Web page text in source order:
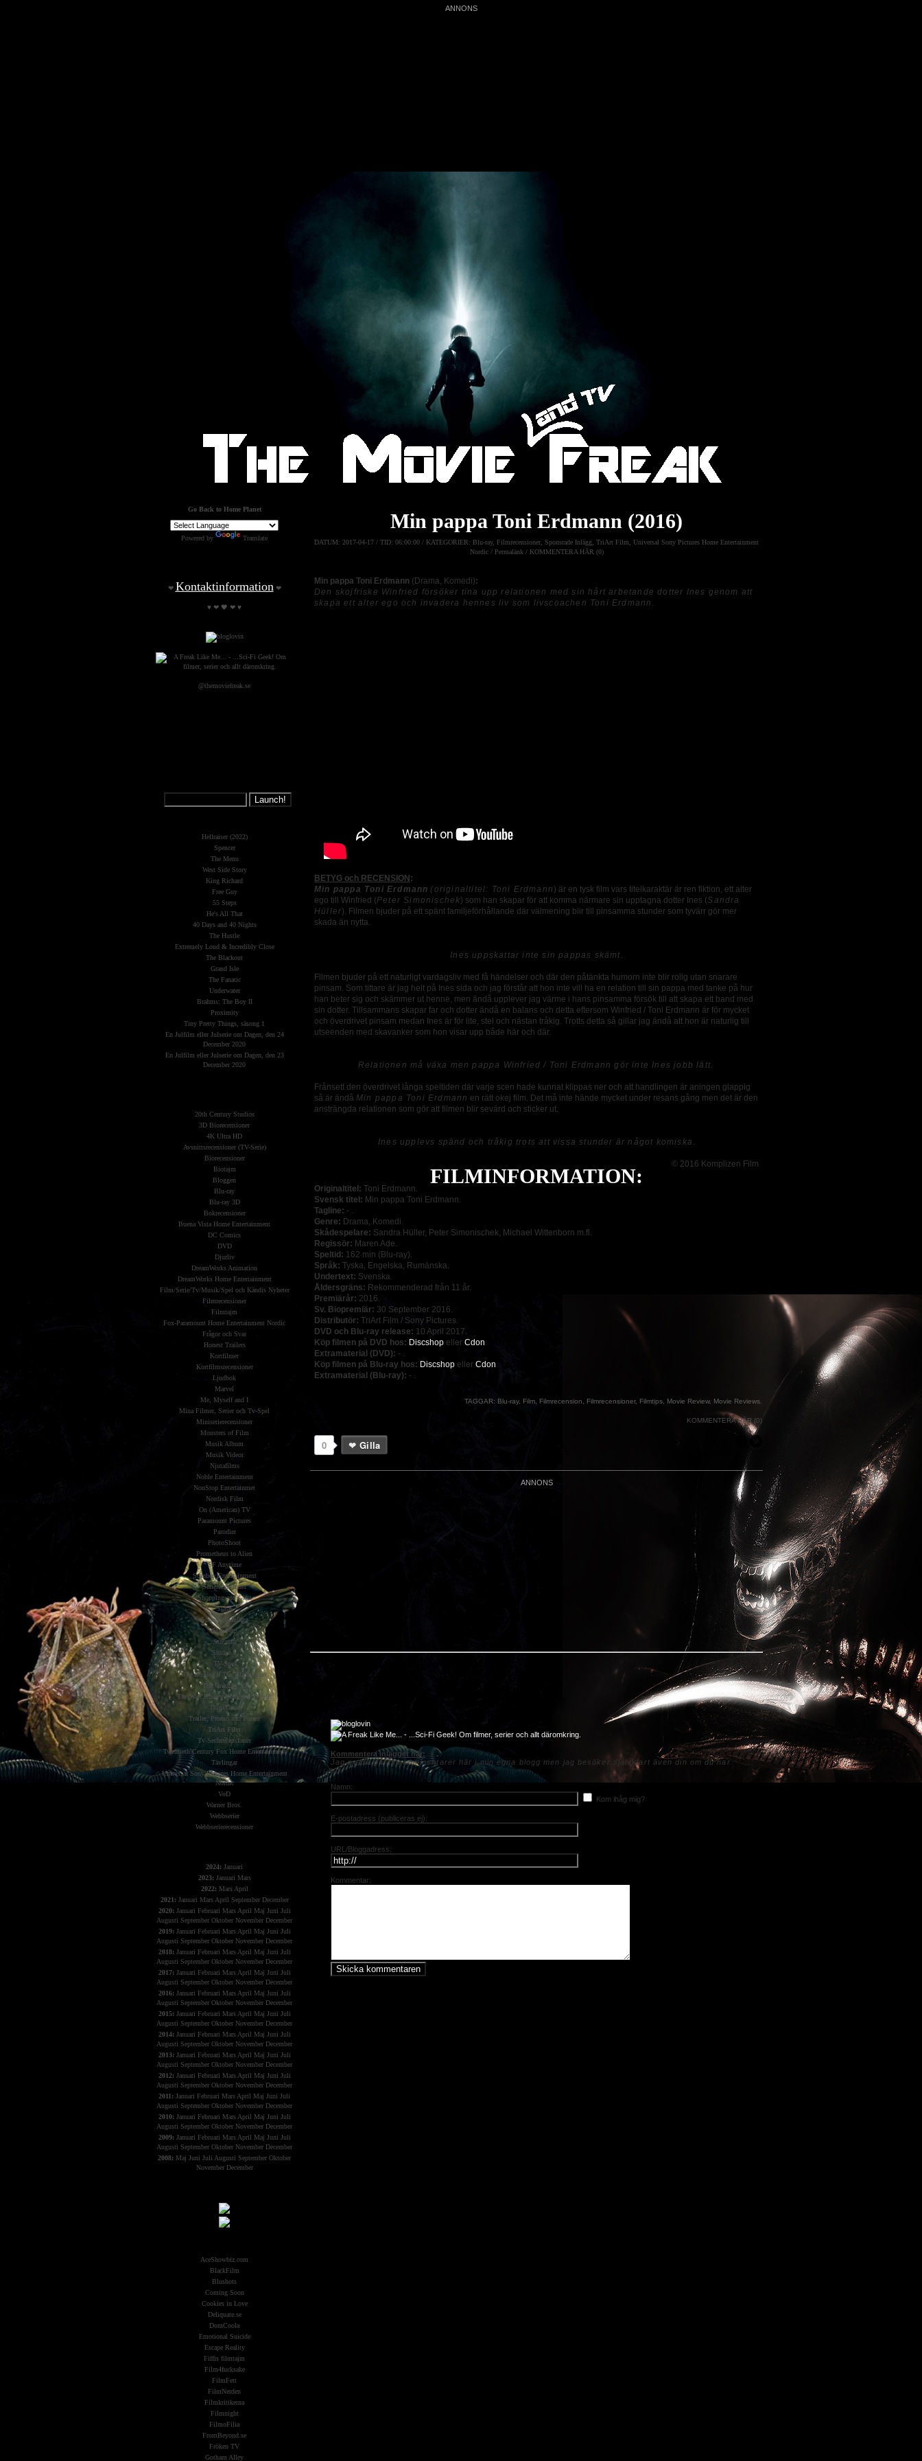
Min pappa Toni Erdmann (2016)
DATUM: 2017-04-17 / TID: 06:00:00 / KATEGORIER: Blu-ray, Filmrecensioner Sponsrade Inlägg TriArt Film
Universal Sony Pictures Home Entertainment
Nordic/ Permalänk / KOMMENTERA HÄR (0)
Min pappa Toni Erdmann (Drama, Komedi):
Den skojfriske Winfried försöker tina upp relationen med sin hårt arbetande dotter Ines genom att
skapa ett alter ego och invadera hennes liv som livscoachen Toni Erdmann .
BETYG och RECENSION :
Min pappa Toni Erdmann (originaltitel: Toni Erdmann) är en tysk film vars titelkaraktär är ren fiktion, ett alter
ego till Winfried (Peter Simonischek) som han skapar för att komma närmare sin upptagna dotter Ines (Sandra
Hüller). Filmen bjuder på ett spänt familjeförhållande där välmening blir till pinsamma stunder som tyvärr gör mer
skada än nytta.
Ines uppskattar inte sin pappas skämt.
Filmen bjuder på ett naturligt vardagsliv med få händelser och där den påtänkta humorn inte blir rolig utan snarare
pinsam. Som tittare är jag helt på Ines sida och jag förstår att hon inte vill ha en relation till sin pappa med tanke på hur
han beter sig och skämmer ut henne, men ändå upplever jag värme i hans pinsamma försök till att skapa ett band med
sin dotter. Tillsammans skapar far och dotter ändå en balans och detta eftersom Winfried / Toni Erdmann är för mycket
och överdrivet pinsam medan Ines är för lite, stel och nästan tråkig. Trotts detta så gillar jag ändå att hon är naturlig till
utseenden med skavanker som hon visar upp både här och där.
Relationen må växa men pappa Winfried / Toni Erdmann gör inte Ines jobb lätt.
Frånsett den överdrivet långa speltiden där varje scen hade kunnat klippas ner och att handlingen är aningen glappig
så är ändå Min pappa Toni Erdmann en rätt okej film. Det må inte hände mycket under resans gång men det är den
ansträngda relationen som gör att filmen blir sevärd och sticker ut.
Ines upplevs spänd och tråkig trots att vissa stunder är något komiska .
© 2016 Komplizen Film
FILMINFORMATION:
Originaltitel: Toni Erdmann.
Svensk titel: Min pappa Toni Erdmann.
Tagline: - .
Genre: Drama, Komedi.
Skådespelare: Sandra Hüller, Peter Simonischek, Michael Wittenborn m.fl.
Regissör: Maren Ade.
Speltid: 162 min (Blu-ray).
Språk: Tyska, Engelska, Rumänska.
Undertext: Svenska.
Åldersgräns: Rekommenderad från 11 år.
Premiärår: 2016.
Sv. Biopremiär: 30 September 2016.
Distributör: TriArt Film / Sony Pictures.
DVD och Blu-ray release: 10 April 2017.
Köp filmen på DVD hos: Discshop eller Cdon.
Extramaterial (DVD): - .
Köp filmen på Blu-ray hos: Discshop eller Cdon.
Extramaterial (Blu-ray): - .
TAGGAR: Blu-ray, Film Filmrecension Filmrecensioner, Filmtips Movie Review, Movie Reviews
KOMMENTERA HÄR (0)
0 Gilla
Kommentera inlägget här:
Jag svara på alla kommentarer här i min egna blogg men jag besöker självklart även din om du har
en.
Namn:
Kom ihåg mig?
E-postadress (publiceras ej):
URL/Bloggadress:
Kommentar:
Go Back to Home Planet
Powered by Translate
❤ Kontaktinformation ❤
♥ ❤ 🖤 ❤ ♥
@themoviefreak.se
Hellraiser (2022)
Spencer
The Menu
West Side Story
King Richard
Free Guy
55 Steps
He's All That
40 Days and 40 Nights
The Hustle
Extremely Loud & Incredibly Close
The Blackout
Grand Isle
The Fanatic
Underwater
Brahms: The Boy II
Proximity
Tiny Pretty Things, säsong 1
En Julfilm eller Julserie om Dagen, den 24
December 2020
En Julfilm eller Julserie om Dagen, den 23
December 2020
20th Century Studios
3D Biorecensioner
4K Ultra HD
Avsnittsrecensioner (TV-Serie)
Biorecensioner
Biotajm
Bloggen
Blu-ray
Blu-ray 3D
Bokrecensioner
Buena Vista Home Entertainment
DC Comics
DVD
Djurliv
DreamWorks Animation
DreamWorks Home Entertainment
Film/Serie/Tv/Musik/Spel och Kändis Nyheter
Filmrecensioner
Filmtajm
Fox-Paramount Home Entertainment Nordic
Frågor och Svar
Honest Trailers
Kortfilmer
Kortfilmsrecensioner
Ljudbok
Marvel
Me, Myself and I
Mina Filmer, Serier och Tv-Spel
Miniserierecensioner
Monsters of Film
Musik Album
Musik Videor
Njutafilms
Noble Entertainment
NonStop Entertainmet
Nordisk Film
On (American) TV
Paramount Pictures
Parodier
PhotoShoot
Prometheus to Alien
SF Anytime
Scanbox Entertainment
Serierecensioner
Shopping and Gifts
Slash
Sponsrade Inlägg
Stand-up
Streama
Studio S
TV-Spel
The Inside Of The Black Heart
The Unlucky 13
The Walt Disney Company Nordic
ThinkGeek
Trailer, Promo and Poster
TriArt Film
Tv-Serierecensioner
Twentieth Century Fox Home Entertainment
Tävlingar
Universal Sony Pictures Home Entertainment
Nordic
VoD
Warner Bros.
Webbserier
Webbserierecensioner
2024: Januari
2023: Januari Mars
2022: Mars April
2021: Januari Mars April September December
2020: Januari Februari Mars April Maj Juni Juli
Augusti September Oktober November December
2019: Januari Februari Mars April Maj Juni Juli
Augusti September Oktober November December
2018: Januari Februari Mars April Maj Juni Juli
Augusti September Oktober November December
2017: Januari Februari Mars April Maj Juni Juli
Augusti September Oktober November December
2016: Januari Februari Mars April Maj Juni Juli
Augusti September Oktober November December
2015: Januari Februari Mars April Maj Juni Juli
Augusti September Oktober November December
2014: Januari Februari Mars April Maj Juni Juli
Augusti September Oktober November December
2013: Januari Februari Mars April Maj Juni Juli
Augusti September Oktober November December
2012: Januari Februari Mars April Maj Juni Juli
Augusti September Oktober November December
2011: Januari Februari Mars April Maj Juni Juli
Augusti September Oktober November December
2010: Januari Februari Mars April Maj Juni Juli
Augusti September Oktober November December
2009: Januari Februari Mars April Maj Juni Juli
Augusti September Oktober November December
2008: Maj Juni Juli Augusti September Oktober
November December
AceShowbiz.com
BlackFilm
Blushots
Coming Soon
Cookies in Love
Deliquate.se
DomCoola
Emotional Suicide
Escape Reality
Fiffis filmtajm
Film4fucksake
FilmFett
FilmNerden
Filmkritikerna
Filmnight
FilmoFilia
FromBeyond.se
Fröken TV
Gotham Alley